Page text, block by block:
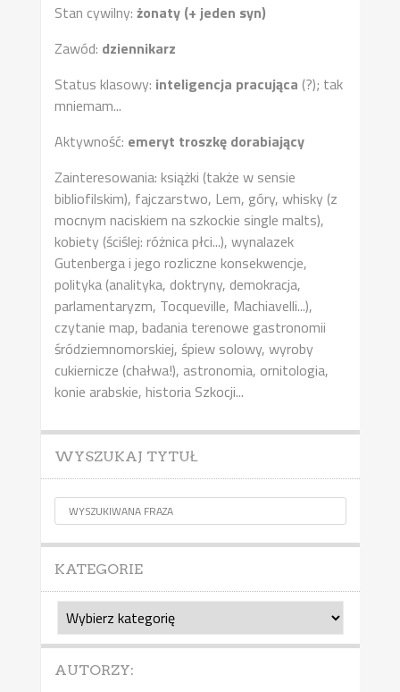
Stan cywilny: żonaty (+ jeden syn)
Zawód: dziennikarz
Status klasowy: inteligencja pracująca (?); tak
mniemam...
Aktywność: emeryt troszkę dorabiający
Zainteresowania: książki (także w sensie
bibliofilskim), fajczarstwo, Lem, góry, whisky (z
mocnym naciskiem na szkockie single malts),
kobiety (ściślej: różnica płci...), wynalazek
Gutenberga i jego rozliczne konsekwencje,
polityka (analityka, doktryny, demokracja,
parlamentaryzm, Tocqueville, Machiavelli...),
czytanie map, badania terenowe gastronomii
śródziemnomorskiej, śpiew solowy, wyroby
cukiernicze (chałwa!), astronomia, ornitologia,
konie arabskie, historia Szkocji...
WYSZUKAJ TYTUŁ
KATEGORIE
Kategorie
AUTORZY: